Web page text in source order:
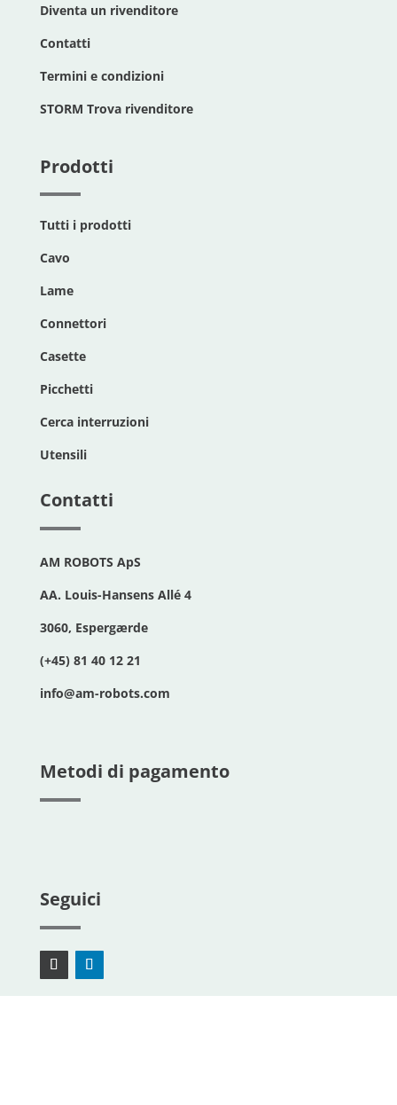
Diventa un rivenditore
Contatti
Termini e condizioni
STORM Trova rivenditore
Prodotti
Tutti i prodotti
Cavo
Lame
Connettori
Casette
Picchetti
Cerca interruzioni
Utensili
Contatti
AM ROBOTS ApS
AA. Louis-Hansens Allé 4
3060, Espergærde
(+45) 81 40 12 21
info@am-robots.com
Metodi di pagamento
Seguici